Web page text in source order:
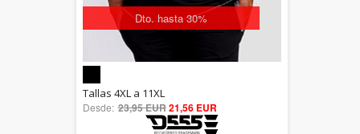
Dto. hasta 30%
5.00
out of 5
Tallas 4XL a 11XL
Desde: 23,95 EUR21,56 EUR